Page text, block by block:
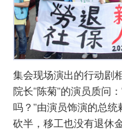
集会现场演出的行动剧
院长“陈菊”的演员质问
吗？”由演员饰演的总
砍半，移工也没有退休